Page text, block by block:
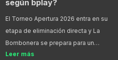
según bplay?
El Torneo Apertura 2026 entra en su
etapa de eliminación directa y La
Bombonera se prepara para un…
Leer más